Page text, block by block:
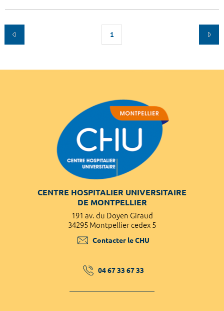
1
CENTRE HOSPITALIER UNIVERSITAIRE
DE MONTPELLIER
191 av. du Doyen Giraud
34295 Montpellier cedex 5
Contacter le CHU
04 67 33 67 33